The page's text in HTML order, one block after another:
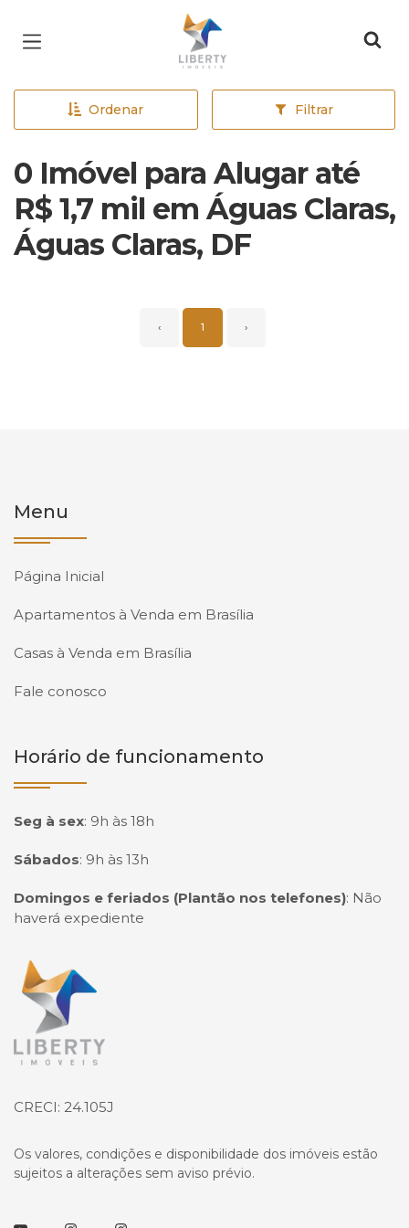
Página inicial
Ordenar Filtrar
0 Imóvel para Alugar até
R$ 1,7 mil em Águas Claras,
Águas Claras, DF
‹ 1 ›
Menu
Página Inicial
Apartamentos à Venda em Brasília
Casas à Venda em Brasília
Fale conosco
Horário de funcionamento
Seg à sex: 9h às 18h
Sábados: 9h às 13h
Domingos e feriados (Plantão nos telefones): Não
haverá expediente
Página inicial
CRECI: 24.105J
Os valores, condições e disponibilidade dos imóveis estão
sujeitos a alterações sem aviso prévio.